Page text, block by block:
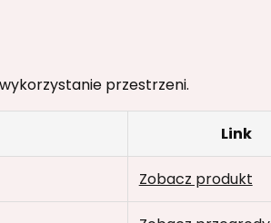
przestrzeni.
Link
Zobacz produkt